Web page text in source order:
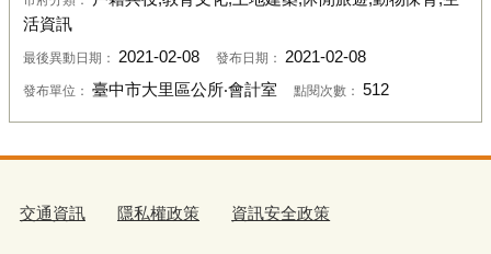
活資訊
最後異動日期： 2021-02-08 發布日期： 2021-02-08
發布單位： 臺中市大里區公所‧會計室 點閱次數： 512
交通資訊 隱私權政策 資訊安全政策